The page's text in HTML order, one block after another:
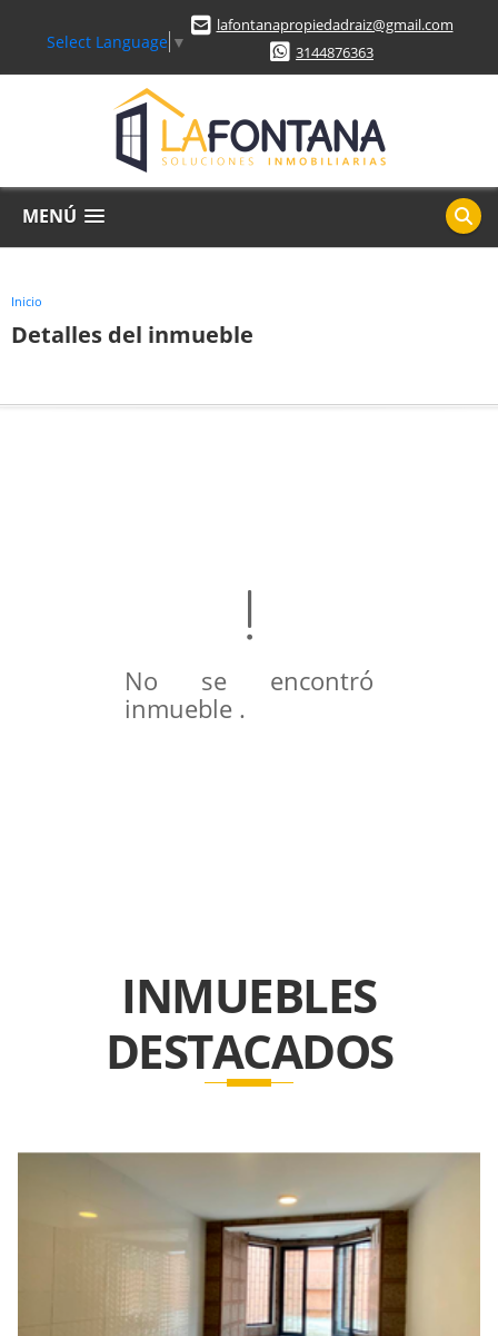
Select Language ▼
lafontanapropiedadraiz@gmail.com
3144876363
MENÚ
Inicio
Detalles del inmueble
No se encontró
inmueble .
INMUEBLES
DESTACADOS